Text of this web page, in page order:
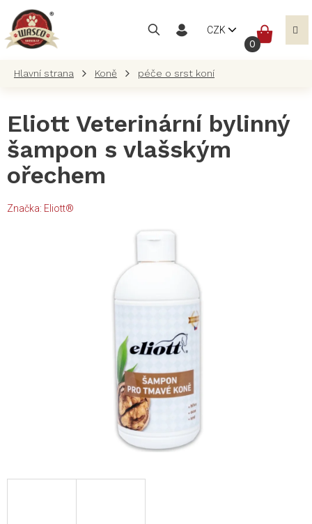
obsah
CZK
Koně péče o srst koní
Eliott Veterinární bylinný
šampon s vlašským
ořechem
Značka: Eliott®